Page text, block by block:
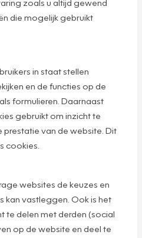
zoals u altijd gewend
die mogelijk gebruikt
in staat stellen
en de functies op de
formulieren. Daarnaast
gebruikt om inzicht te
prestatie van de website. Dit
cookies.
websites de keuzes en
kan vastleggen. Ook is het
te delen met derden (social
op de website en deel te